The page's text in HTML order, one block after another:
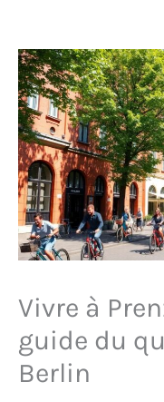
Vivre à
guide du
Berlin